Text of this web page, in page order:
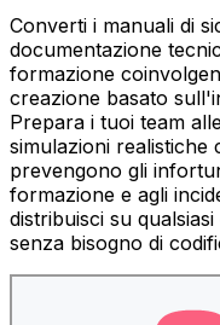
Converti i manuali di
documentazione
formazione
creazione basato
Prepara i tuoi team
simulazioni
prevengono gli
formazione e agli
distribuisci su
senza bisogno di